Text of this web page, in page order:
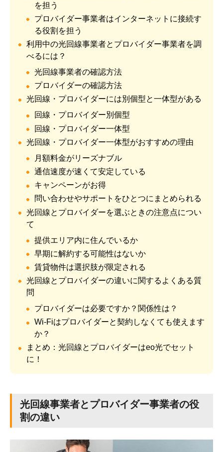
を担う
プロバイダー事業者はインターネットに接続す
る役割を担う
利用中の光回線事業者とプロバイダー事業者を調
べるには？
光回線事業者の確認方法
プロバイダーの確認方法
光回線・プロバイダーには別個型と一体型がある
回線・プロバイダー別個型
回線・プロバイダー一体型
光回線・プロバイダー一体型がおすすめの理由
月額料金がリーズナブル
通信速度が速くて安定している
キャンペーンがお得
問い合わせやサポートをひとつにまとめられる
光回線とプロバイダーを選ぶときの注意点につい
て
提供エリア内に住んでいるか
早期に解約する可能性はないか
賃貸物件は選択肢が限定される
光回線とプロバイダーの違いに関するよくある質
問
プロバイダーは必要ですか？関係性は？
Wi-Fiはプロバイダーと契約しなくても使えます
か？
まとめ：光回線とプロバイダーはeo光でセット
に！
光回線事業者とプロバイダー事業者の役
割の違い